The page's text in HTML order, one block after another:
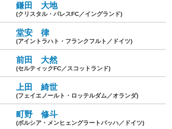
鎌田 大地
(クリスタル・パレスFC／イングランド)
堂安 律
(アイントラハト・フランクフルト／ドイツ)
前田 大然
(セルティックFC／スコットランド)
上田 綺世
(フェイエノールト・ロッテルダム／オランダ)
町野 修斗
(ボルシア・メンヒェングラートバッハ／ドイツ)